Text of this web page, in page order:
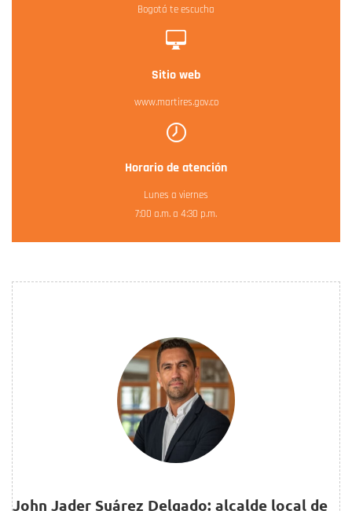
Bogotá te escucha
Sitio web
www.martires.gov.co
Horario de atención
Lunes a viernes
7:00 a.m. a 4:30 p.m.
John Jader Suárez Delgado: alcalde local de